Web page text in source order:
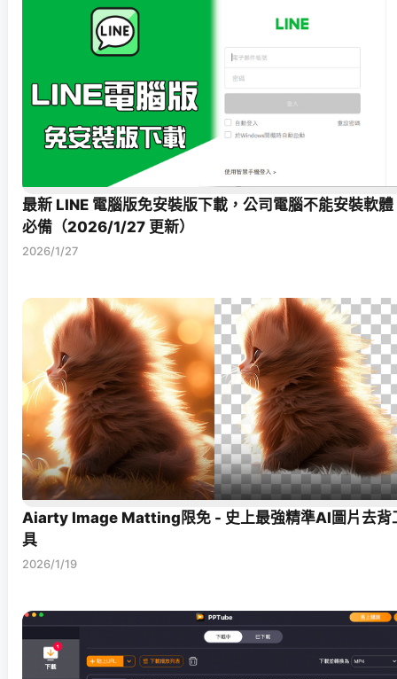
最新 LINE 電腦版免安裝版下載，公司電腦不能安裝軟體
必備（2026/1/27 更新）
2026/1/27
Aiarty Image Matting限免 - 史上最強精準AI圖片去背
具
2026/1/19